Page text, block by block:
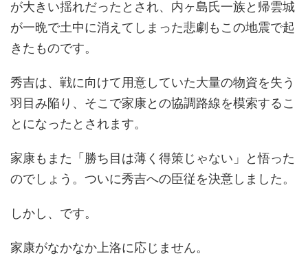
が大きい揺れだったとされ、内ヶ島氏一族と帰雲城
が一晩で土中に消えてしまった悲劇もこの地震で起
きたものです。
秀吉は、戦に向けて用意していた大量の物資を失う
羽目み陥り、そこで家康との協調路線を模索するこ
とになったとされます。
家康もまた「勝ち目は薄く得策じゃない」と悟った
のでしょう。ついに秀吉への臣従を決意しました。
しかし、です。
家康がなかなか上洛に応じません。